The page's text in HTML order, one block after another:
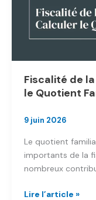
Fiscalité de
le Quotient
9 juin 2026
Le quotient
importants de la
nombreux
Fiscalité
Lire l’article »